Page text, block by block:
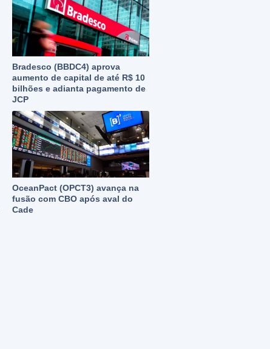
Bradesco (BBDC4) aprova
aumento de capital de até R$ 10
bilhões e adianta pagamento de
JCP
OceanPact (OPCT3) avança na
fusão com CBO após aval do
Cade